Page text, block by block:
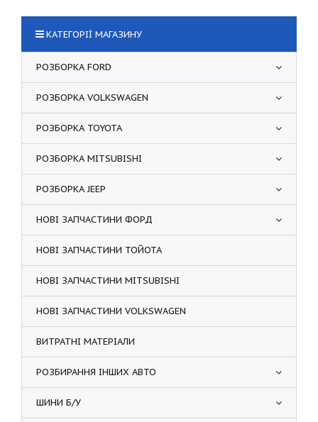
КАТЕГОРІЇ МАГАЗИНУ
РОЗБОРКА FORD
РОЗБОРКА VOLKSWAGEN
РОЗБОРКА TOYOTA
РОЗБОРКА MITSUBISHI
РОЗБОРКА JEEP
НОВІ ЗАПЧАСТИНИ ФОРД
НОВІ ЗАПЧАСТИНИ ТОЙОТА
НОВІ ЗАПЧАСТИНИ MITSUBISHI
НОВІ ЗАПЧАСТИНИ VOLKSWAGEN
ВИТРАТНІ МАТЕРІАЛИ
РОЗБИРАННЯ ІНШИХ АВТО
ШИНИ Б/У